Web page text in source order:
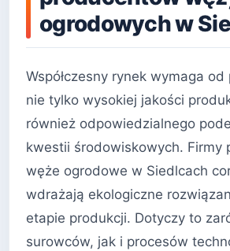
ogrodowych w
Współczesny rynek wymaga
nie tylko wysokiej jakości
również odpowiedzialnego
kwestii środowiskowych. Firmy
węże ogrodowe w Siedlcach
wdrażają ekologiczne
etapie produkcji. Dotyczy to
surowców, jak i procesów